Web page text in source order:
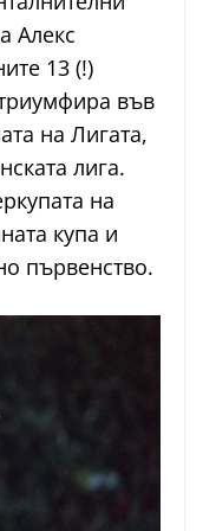
Алекс
13 (!)
във
на Лигата,
лига.
на
купа и
първенство.